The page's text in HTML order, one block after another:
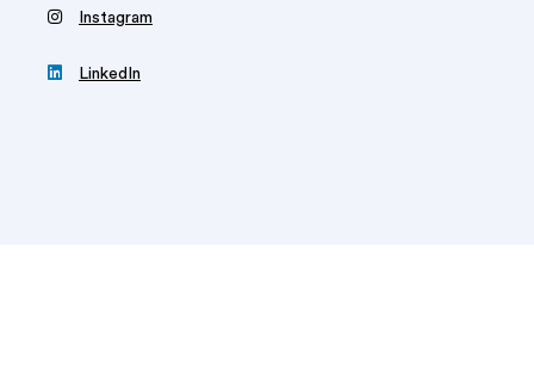
‍ Instagram
 LinkedIn